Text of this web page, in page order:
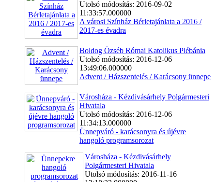
Utolsó módosítás: 2016-09-02
11:33:57.000000
A városi Színház Bérletajánlata a 2016 /
2017-es évadra
Boldog Özséb Római Katolikus Plébánia
Utolsó módosítás: 2016-12-06
13:49:06.000000
Advent / Házszentelés / Karácsony ünnepe
Városháza - Kézdivásárhely Polgármesteri
Hivatala
Utolsó módosítás: 2016-12-06
11:34:13.000000
Ünnepváró - karácsonyra és újévre
hangoló programsorozat
Városháza - Kézdivásárhely
Polgármesteri Hivatala
Utolsó módosítás: 2016-11-16